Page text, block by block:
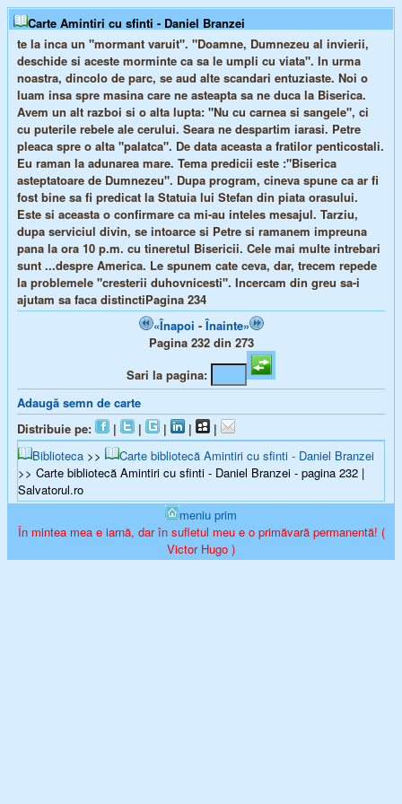
Carte Amintiri cu sfinti - Daniel Branzei
te la inca un "mormant varuit". "Doamne, Dumnezeu al invierii,
deschide si aceste morminte ca sa le umpli cu viata". In urma
noastra, dincolo de parc, se aud alte scandari entuziaste. Noi o
luam insa spre masina care ne asteapta sa ne duca la Biserica.
Avem un alt razboi si o alta lupta: "Nu cu carnea si sangele", ci
cu puterile rebele ale cerului. Seara ne despartim iarasi. Petre
pleaca spre o alta "palatca". De data aceasta a fratilor penticostali.
Eu raman la adunarea mare. Tema predicii este :"Biserica
asteptatoare de Dumnezeu". Dupa program, cineva spune ca ar fi
fost bine sa fi predicat la Statuia lui Stefan din piata orasului.
Este si aceasta o confirmare ca mi-au inteles mesajul. Tarziu,
dupa serviciul divin, se intoarce si Petre si ramanem impreuna
pana la ora 10 p.m. cu tineretul Bisericii. Cele mai multe intrebari
sunt ...despre America. Le spunem cate ceva, dar, trecem repede
la problemele "cresterii duhovnicesti". Incercam din greu sa-i
ajutam sa faca distinctiPagina 234
«Înapoi -Înainte»
Pagina 232 din 273
Sari la pagina:
Adaugă semn de carte
Distribuie pe:
| | | |
|
Biblioteca >>
Carte bibliotecă Amintiri cu sfinti - Daniel Branzei
>> Carte bibliotecă Amintiri cu sfinti - Daniel Branzei - pagina 232 |
Salvatorul.ro
meniu prim
În mintea mea e iarnă, dar în sufletul meu e o primăvară permanentă! (
Victor Hugo )